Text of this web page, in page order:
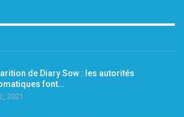
de Diary Sow : les autorités
font…
2021